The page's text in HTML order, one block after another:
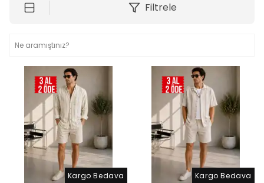
Filtrele
Kargo Bedava Kargo Bedava